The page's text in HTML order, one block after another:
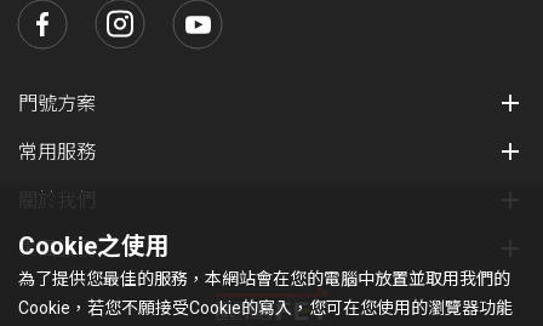
門號方案
常用服務
集團服務
Cookie之使用
為了提供您最佳的服務，本網站會在您的電腦中放置並取用我們的
Cookie，若您不願接受Cookie的寫入，您可在您使用的瀏覽器功能